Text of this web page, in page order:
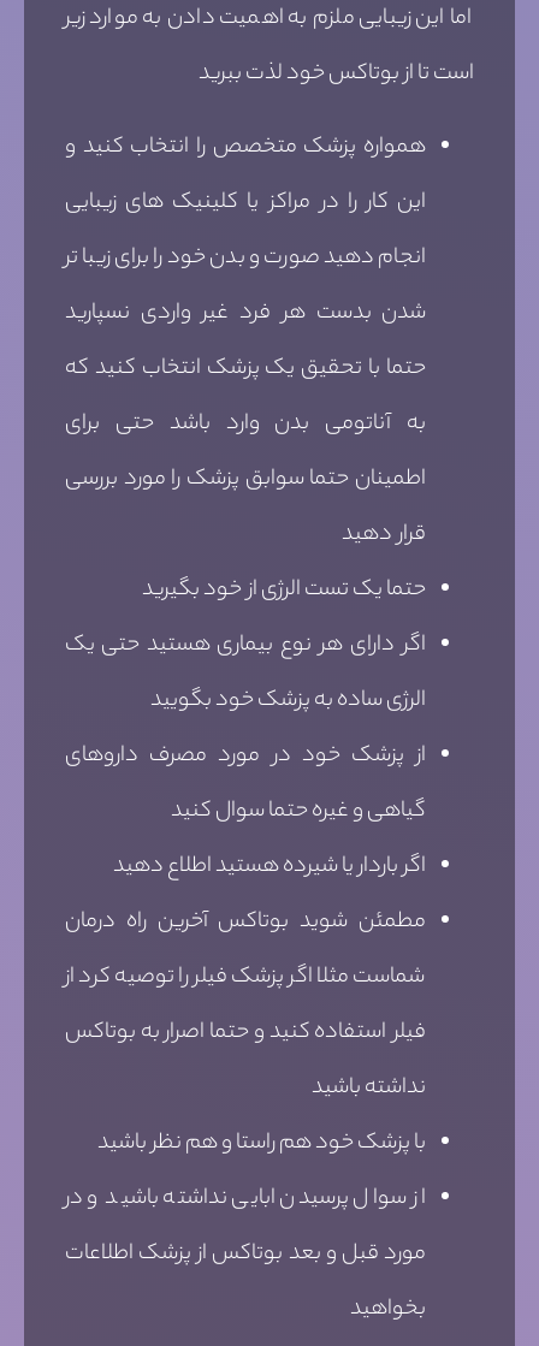
اما این زیبایی ملزم به اهمیت دادن به موارد زیر
است تا از بوتاکس خود لذت ببرید
همواره پزشک متخصص را انتخاب کنید و
این کار را در مراکز یا کلینیک های زیبایی
انجام دهید صورت و بدن خود را برای زیبا تر
شدن بدست هر فرد غیر واردی نسپارید
حتما با تحقیق یک پزشک انتخاب کنید که
به آناتومی بدن وارد باشد حتی برای
اطمینان حتما سوابق پزشک را مورد بررسی
قرار دهید
حتما یک تست الرژی از خود بگیرید
اگر دارای هر نوع بیماری هستید حتی یک
الرژی ساده به پزشک خود بگویید
از پزشک خود در مورد مصرف داروهای
گیاهی و غیره حتما سوال کنید
اگر باردار یا شیرده هستید اطلاع دهید
مطمئن شوید بوتاکس آخرین راه درمان
شماست مثلا اگر پزشک فیلر را توصیه کرد از
فیلر استفاده کنید و حتما اصرار به بوتاکس
نداشته باشید
با پزشک خود هم راستا و هم نظر باشید
از سوال پرسیدن ابایی نداشته باشید و در
مورد قبل و بعد بوتاکس از پزشک اطلاعات
بخواهید